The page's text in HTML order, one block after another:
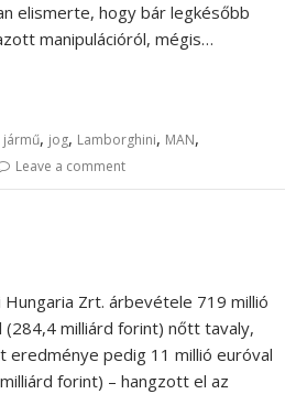
elismerte, hogy bár legkésőbb
manipulációról, mégis…
jármű, jog, Lamborghini, MAN,
Leave a comment
Hungaria Zrt. árbevétele 719 millió
(284,4 milliárd forint) nőtt tavaly,
eredménye pedig 11 millió euróval
forint) – hangzott el az